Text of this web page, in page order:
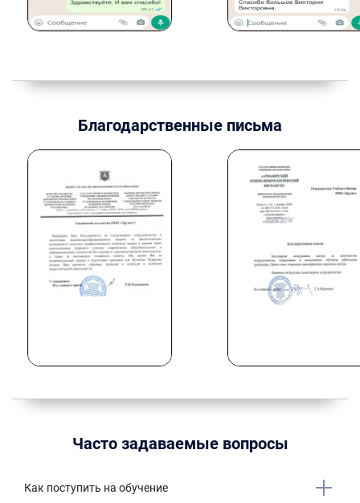
Благодарственные письма
Часто задаваемые вопросы
Как поступить на обучение